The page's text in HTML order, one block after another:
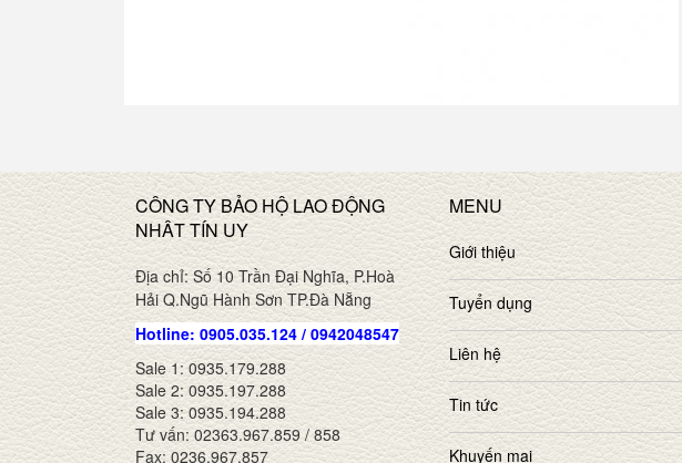
CÔNG TY BẢO HỘ LAO ĐỘNG
NHÂT TÍN UY
Địa chỉ: Số 10 Trần Đại Nghĩa, P.Hoà
Hải Q.Ngũ Hành Sơn TP.Đà Nẵng
Hotline: 0905.035.124 / 0942048547
Sale 1: 0935.179.288
Sale 2: 0935.197.288
Sale 3: 0935.194.288
Tư vấn: 02363.967.859 / 858
Fax: 0236.967.857
MENU
Giới thiệu
Tuyển dụng
Liên hệ
Tin tức
Khuyến mại